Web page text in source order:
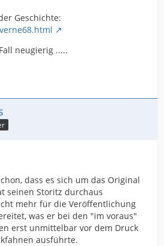
Geschichte:
neugierig .....
dass es sich um das Original
seinen Storitz durchaus
mehr für die Veröffentlichung
was er bei den "im voraus"
erst unmittelbar vor dem Druck
ausführte.